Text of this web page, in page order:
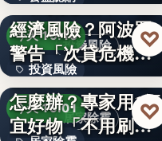
文字
投資風險
今天 19:10
投資風險
文字
經濟風險？阿波羅
警告「次貸危機
式」逆轉…
♡
居家除霉
今天 19:01
牆壁反覆潮濕發霉
怎麼辦？專家用1便
宜好物「不用刷清
♡